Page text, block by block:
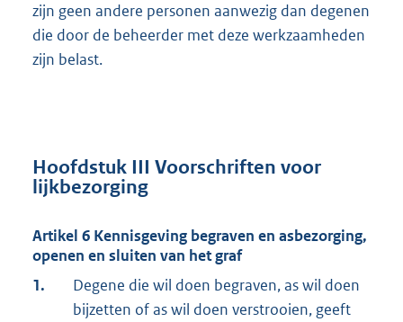
zijn geen andere personen aanwezig dan degenen
die door de beheerder met deze werkzaamheden
zijn belast.
Hoofdstuk III Voorschriften voor
lijkbezorging
Artikel 6 Kennisgeving begraven en asbezorging,
openen en sluiten van het graf
1.
Degene die wil doen begraven, as wil doen
bijzetten of as wil doen verstrooien, geeft